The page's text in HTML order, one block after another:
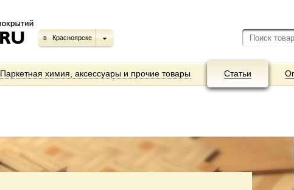
в Красноярске
Паркетная химия, аксессуары и прочие товары Статьи